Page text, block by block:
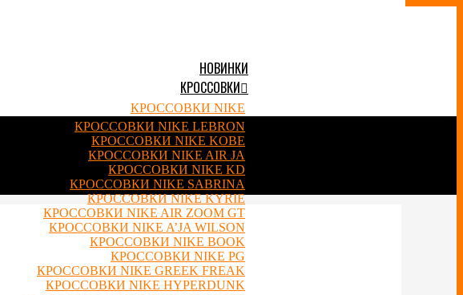
НОВИНКИ
КРОССОВКИ
КРОССОВКИ NIKE
КРОССОВКИ NIKE LEBRON
КРОССОВКИ NIKE KOBE
КРОССОВКИ NIKE AIR JA
КРОССОВКИ NIKE KD
КРОССОВКИ NIKE SABRINA
КРОССОВКИ NIKE KYRIE
КРОССОВКИ NIKE AIR ZOOM GT
КРОССОВКИ NIKE A’JA WILSON
КРОССОВКИ NIKE BOOK
КРОССОВКИ NIKE PG
КРОССОВКИ NIKE GREEK FREAK
КРОССОВКИ NIKE HYPERDUNK